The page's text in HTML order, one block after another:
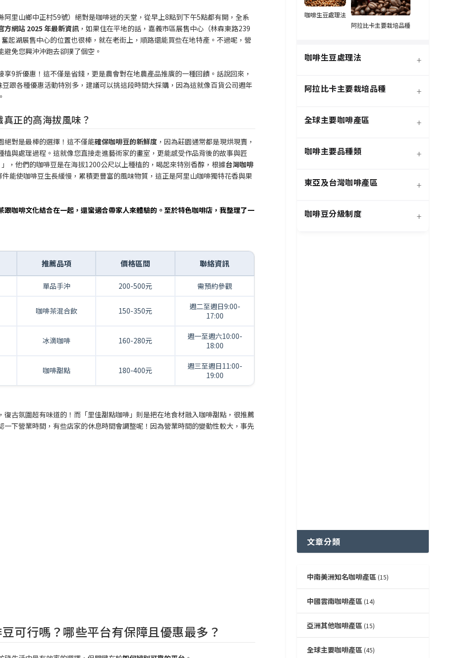
里山鄉中正村59號）絕對是咖啡迷的天堂，從早上8點到下午5點都有開，全系
方網站 2025 年最新資訊 ，如果住在平地的話，嘉義市區展售中心（林森東路239
起湖展售中心的位置也很棒，就在老街上，順路還能買些在地特產。不過呢，營
免您興沖沖跑去卻撲了個空。
享9折優惠！這不僅是省錢，更是農會對在地農產品推廣的一種回饋。話說回來，
跟各種優惠活動特別多，建議可以挑這段時間大採購，因為這就像百貨公司週年
正的高海拔風味？
絕對是最棒的選擇！這不僅能確保咖啡豆的新鮮度 ，因為莊園通常都是現烘現賣，
與處理過程。這就像您直接走進藝術家的畫室，更能感受作品背後的故事與匠
」，他們的咖啡豆是在海拔1200公尺以上種植的，喝起來特別香醇，根據台灣咖啡
能使咖啡豆生長緩慢，累積更豐富的風味物質，這正是阿里山咖啡獨特花香與果
咖啡文化結合在一起，還蠻適合帶家人來體驗的。至於特色咖啡店，我整理了一
推薦品項 價格區間 聯絡資訊
單品手沖 200-500元 需預約參觀
咖啡茶混合飲 150-350元
週二至週日9:00-
17:00
冰滴咖啡 160-280元
週一至週六10:00-
18:00
咖啡甜點 180-400元
週三至週日11:00-
19:00
古氛圍超有味道的！而「里佳甜點咖啡」則是把在地食材融入咖啡甜點，很推薦
下營業時間，有些店家的休息時間會調整呢！因為營業時間的變動性較大，事先
可行嗎？哪些平台有保障且優惠最多？
咖啡生豆處理法
阿拉比卡主要栽培品種
咖啡生豆處理法 +
阿拉比卡主要栽培品種 +
全球主要咖啡產區 +
咖啡主要品種類 +
東亞及台灣咖啡產區 +
咖啡豆分級制度 +
文章分類
中南美洲知名咖啡產區 (15)
中國雲南咖啡產區 (14)
亞洲其他咖啡產區 (15)
全球主要咖啡產區 (45)